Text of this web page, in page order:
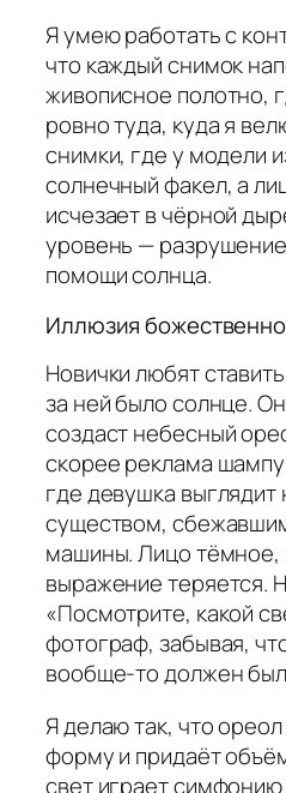
Я умею работать с
что каждый снимок
живописное полотно,
ровно туда, куда я
снимки, где у модели
солнечный факел, а
исчезает в чёрной
уровень —
помощи солнца.
Иллюзия
Новички любят
за ней было солнце.
создаст небесный
скорее реклама
где девушка выглядит
существом,
машины. Лицо тёмное,
выражение теряется.
«Посмотрите, какой
фотограф, забывая,
вообще-то должен
Я делаю так, что
форму и придаёт
свет играет